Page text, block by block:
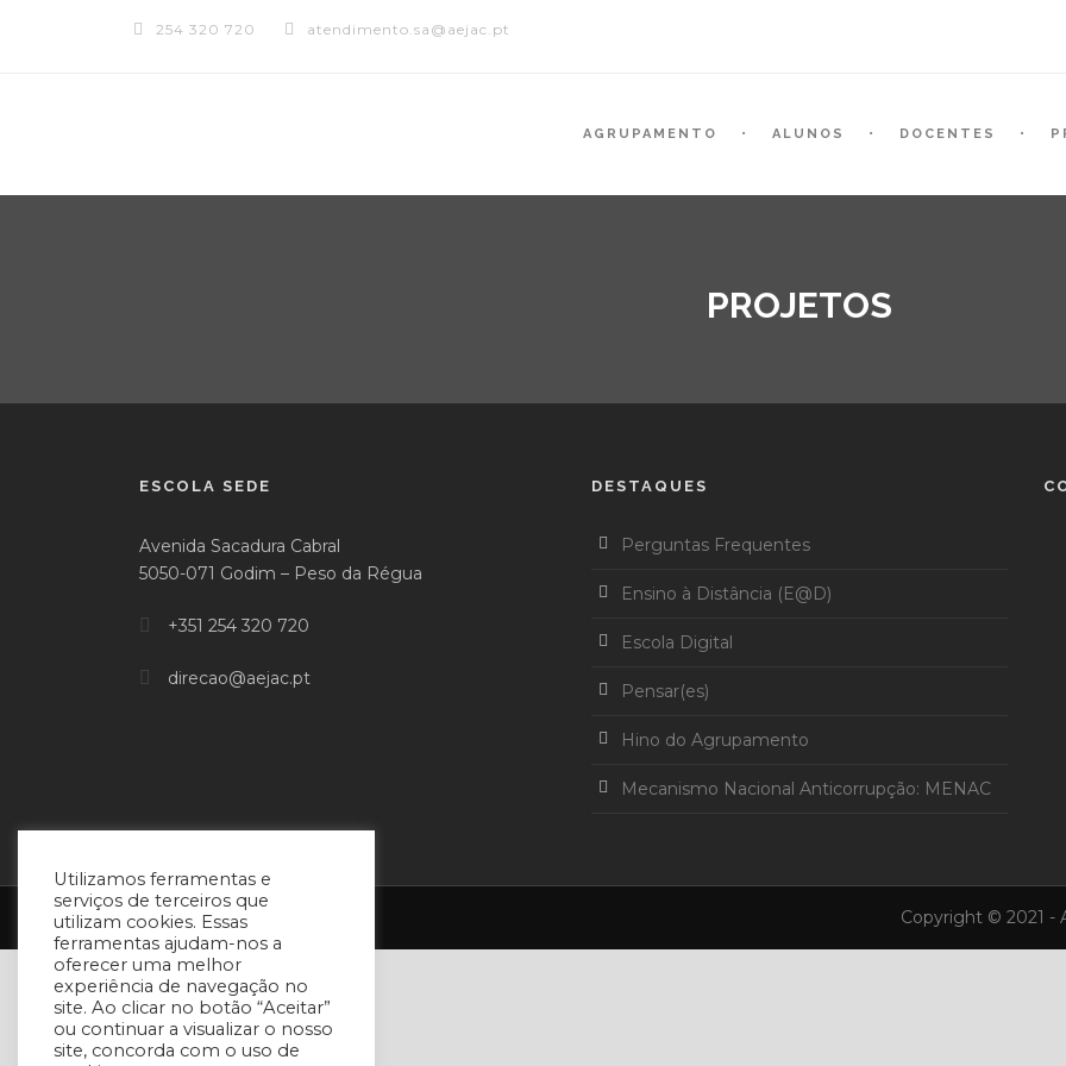
254 320 720 atendimento.sa@aejac.pt
AGRUPAMENTO ALUNOS DOCENTES
PROJETOS
ESCOLA SEDE
Avenida Sacadura Cabral
5050-071 Godim – Peso da Régua
+351 254 320 720
direcao@aejac.pt
DESTAQUES
Perguntas Frequentes
Ensino à Distância (E@D)
Escola Digital
Pensar(es)
Hino do Agrupamento
Mecanismo Nacional Anticorrupção: MENAC
Copyright © 2021 -
Utilizamos ferramentas e
serviços de terceiros que
utilizam cookies. Essas
ferramentas ajudam-nos a
oferecer uma melhor
experiência de navegação no
site. Ao clicar no botão “Aceitar”
ou continuar a visualizar o nosso
site, concorda com o uso de